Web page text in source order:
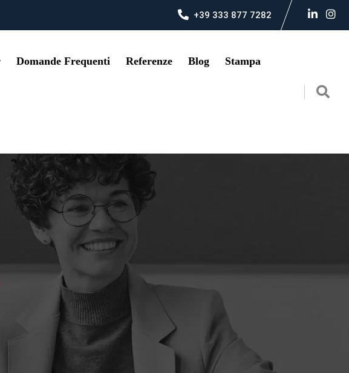
+39 333 877 7282
Domande Frequenti Referenze Blog Stampa